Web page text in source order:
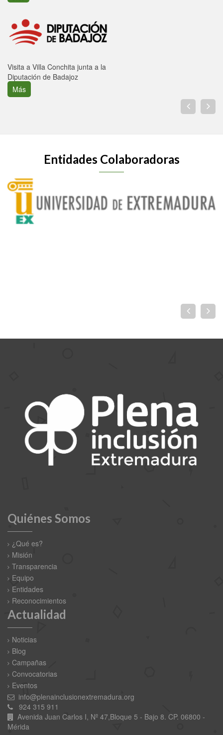
Visita a Villa Conchita junta a la
Diputación de Badajoz
Más
Entidades Colaboradoras
Quiénes Somos
¿Qué es?
Misión
Transparencia
Equipo
Entidades
Reconocimientos
Actualidad
Noticias
Blog
Campañas
Convocatorias
Eventos
info@plenainclusionextremadura.org
924 315 911
Avenida Juan Carlos I, Nº 47,Bloque 5 - Bajo 8. CP. 06800 -
Mérida